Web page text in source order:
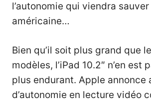
l’autonomie qui viendra sauver
américaine…
Bien qu’il soit plus grand que
modèles, l’iPad 10.2″ n’en est
plus endurant. Apple annonce
d’autonomie en lecture vidéo